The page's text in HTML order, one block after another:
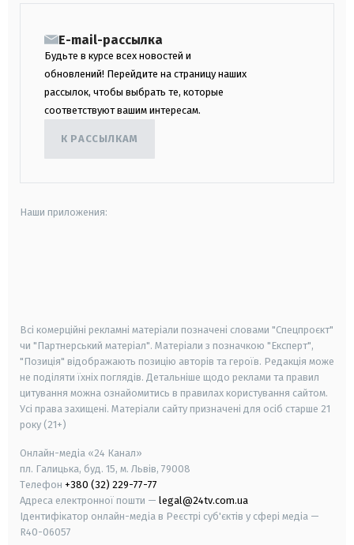
E-mail-рассылка
Будьте в курсе всех новостей и
обновлений! Перейдите на страницу наших
рассылок, чтобы выбрать те, которые
соответствуют вашим интересам.
К РАССЫЛКАМ
Наши приложения:
Всі комерційні рекламні матеріали позначені словами "Спецпроєкт"
чи "Партнерський матеріал". Матеріали з позначкою "Експерт",
"Позиція" відображають позицію авторів та героїв. Редакція може
не поділяти їхніх поглядів. Детальніше щодо реклами та правил
цитування можна ознайомитись в правилах користування сайтом.
Усі права захищені. Матеріали сайту призначені для осіб старше 21
року (21+)
Онлайн-медіа «24 Канал»
пл. Галицька, буд. 15, м. Львів, 79008
Телефон +380 (32) 229-77-77
Адреса електронної пошти — legal@24tv.com.ua
Ідентифікатор онлайн-медіа в Реєстрі суб'єктів у сфері медіа —
R40-06057